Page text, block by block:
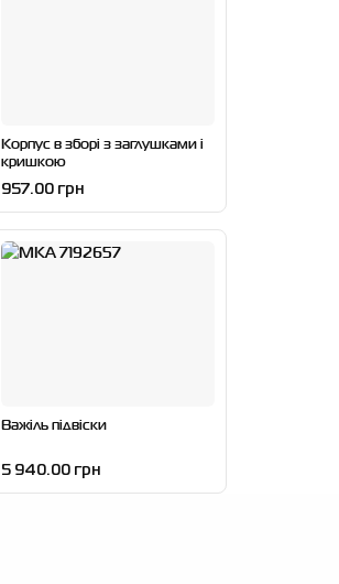
Корпус в зборі з заглушками і
кришкою
957.00 грн
Важіль підвіски
5 940.00 грн